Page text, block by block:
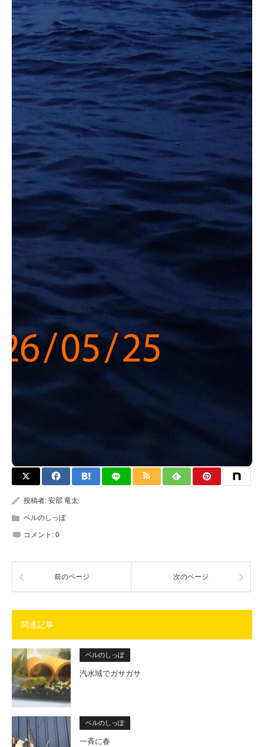
投稿者: 安部 竜太
ベルのしっぽ
コメント: 0
前のページ 次のページ
関連記事
ベルのしっぽ
汽水域でガサガサ
ベルのしっぽ
一斉に春